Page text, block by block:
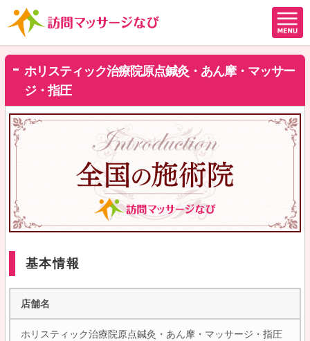
ホリスティック治療院原点鍼灸・あん摩・マッサー
ジ・指圧
基本情報
店舗名
ホリスティック治療院原点鍼灸・あん摩・マッサージ・指圧